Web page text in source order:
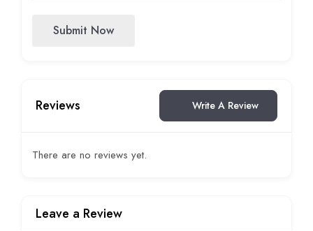
Submit Now
Reviews Write A Review
There are no reviews yet.
Leave a Review